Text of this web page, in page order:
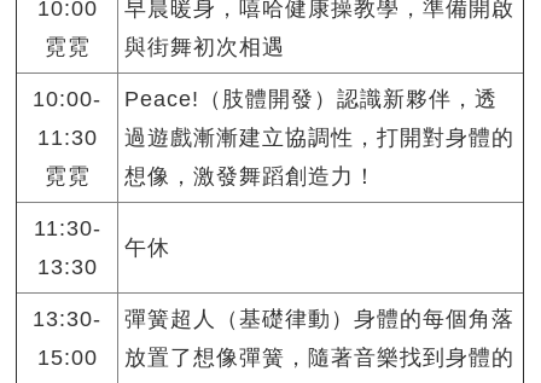
10:00
霓霓
早晨暖身，嘻哈健康操教學，準備開啟
與街舞初次相遇
10:00-
11:30
霓霓
Peace!（肢體開發）認識新夥伴，透
過遊戲漸漸建立協調性，打開對身體的
想像，激發舞蹈創造力！
11:30-
13:30
午休
13:30-
15:00
彈簧超人（基礎律動）身體的每個角落
放置了想像彈簧，隨著音樂找到身體的